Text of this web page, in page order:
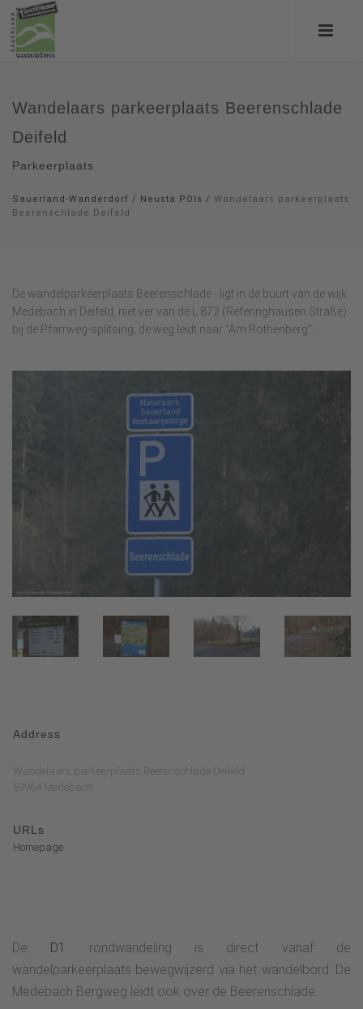
Wandelaars parkeerplaats Beerenschlade
Deifeld
Parkeerplaats
Sauerland-Wanderdorf / Neusta POIs / Wandelaars parkeerplaats
Beerenschlade Deifeld
De wandelparkeerplaats Beerenschlade - ligt in de buurt van de wijk
Medebach in Deifeld, niet ver van de L 872 (Referinghausen Straße)
bij de Pfarrweg-splitsing; de weg leidt naar "Am Rothenberg".
Address
Wandelaars parkeerplaats Beerenschlade Deifeld
59964 Medebach
URLs
Homepage
De D1
rondwandeling is direct vanaf de
wandelparkeerplaats bewegwijzerd via het wandelbord. De
Medebach Bergweg leidt ook over de Beerenschlade.